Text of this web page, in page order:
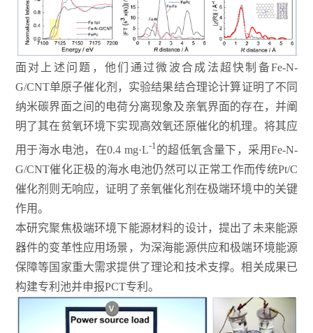
面对上述问题，他们通过微波合成法超快制备Fe-N-
G/CNT单原子催化剂，实验结果结合理论计算证明了不同
纳米碳界面之间的电荷分离现象及亲氧界面的存在，并阐
明了其在贫氧环境下实现高效氧还原催化的机理。将其应
用于海水电池，在0.4 mg·L-1的超低氧含量下，采用Fe-N-
G/CNT催化正极的海水电池仍然可以正常工作而传统Pt/C
催化剂则无响应，证明了亲氧催化剂在极端环境中的关键
作用。
本研究聚焦极端环境下能源材料的设计，提出了未来能源
器件的变革性应用场景，为深海能源供应和极端环境能源
保障等国家重大需求提供了理论和技术支撑。相关成果已
构建专利池并申报PCT专利。